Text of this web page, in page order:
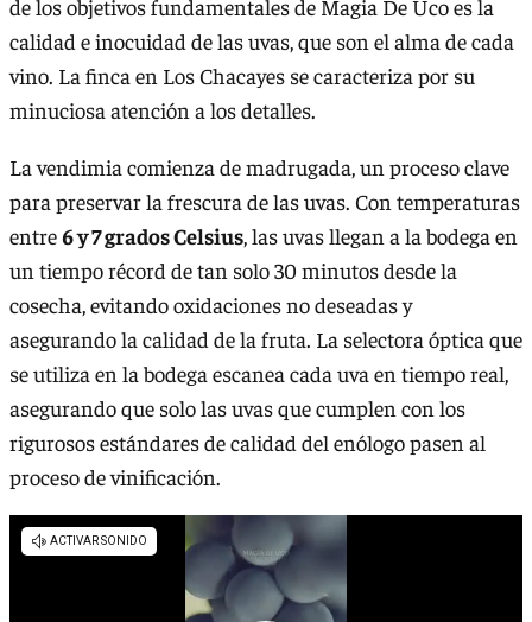
de los objetivos fundamentales de Magia De Uco es la
calidad e inocuidad de las uvas, que son el alma de cada
vino. La finca en Los Chacayes se caracteriza por su
minuciosa atención a los detalles.
La vendimia comienza de madrugada, un proceso clave
para preservar la frescura de las uvas. Con temperaturas
entre6 y 7 grados Celsius, las uvas llegan a la bodega en
un tiempo récord de tan solo 30 minutos desde la
cosecha, evitando oxidaciones no deseadas y
asegurando la calidad de la fruta. La selectora óptica que
se utiliza en la bodega escanea cada uva en tiempo real,
asegurando que solo las uvas que cumplen con los
rigurosos estándares de calidad del enólogo pasen al
proceso de vinificación.